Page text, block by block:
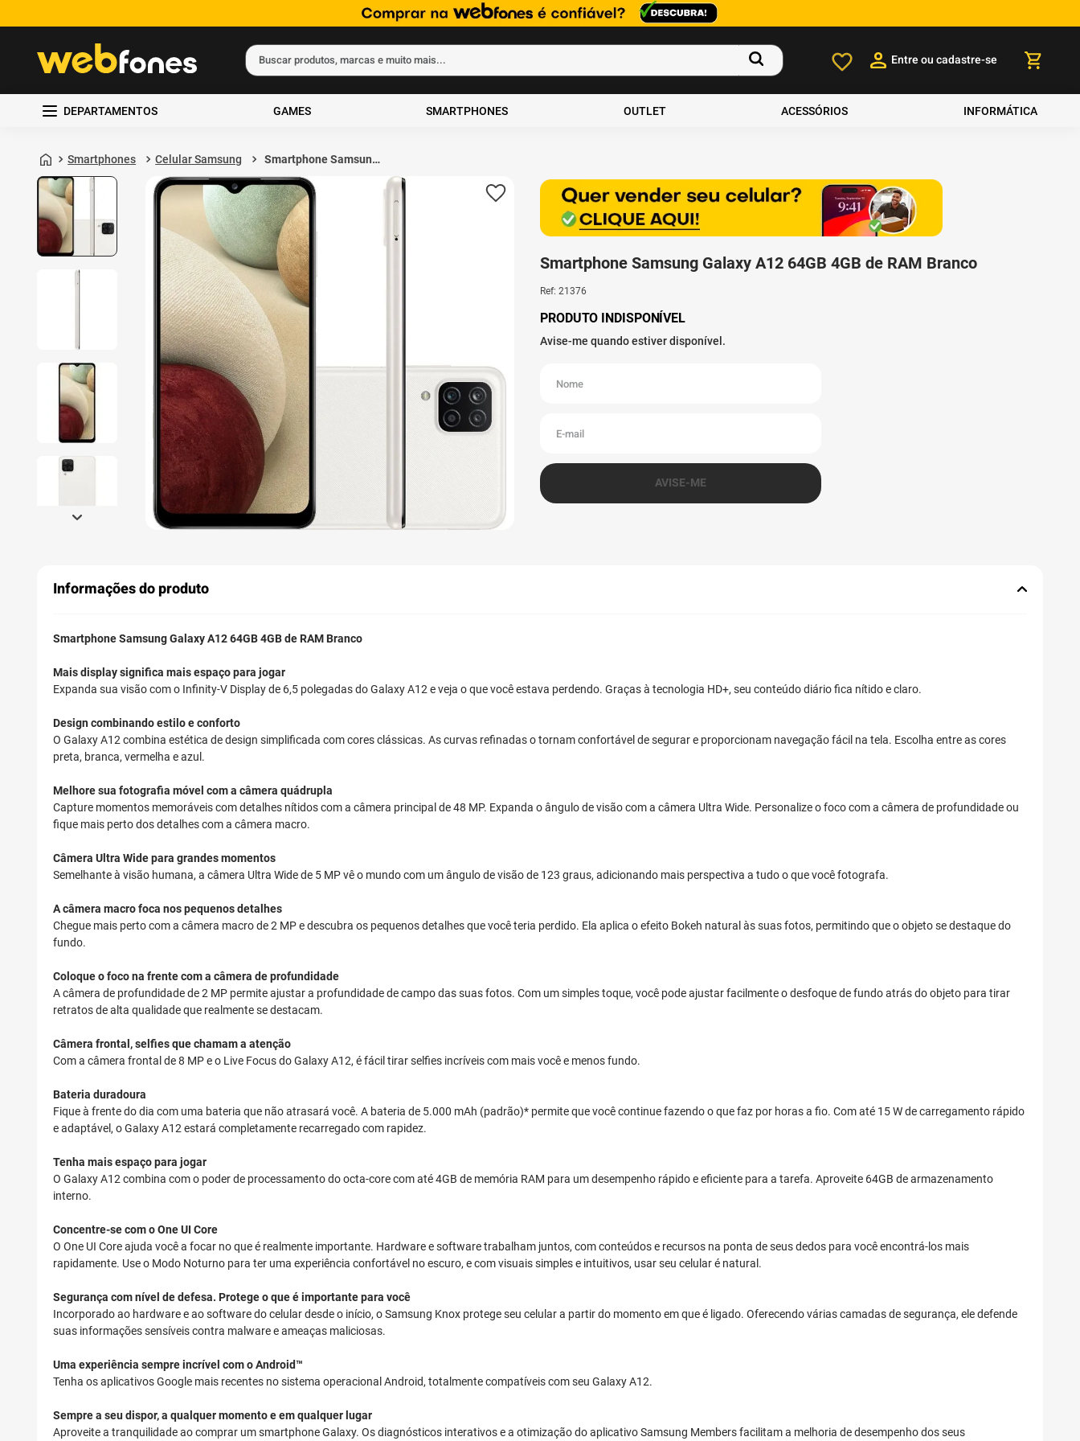
Buscar produtos, marcas e muito mais...
Entre ou cadastre-se
DEPARTAMENTOS GAMES SMARTPHONES OUTLET ACESSÓRIOS INFORMÁTICA
Smartphones Celular Samsung
Smartphone Samsung
de RAM Branco
Smartphone Samsung Galaxy A12 64GB 4GB de RAM Branco
Ref: 21376
Informações do produto
Smartphone Samsung Galaxy A12 64GB 4GB de RAM Branco
Mais display significa mais espaço para jogar
Expanda sua visão com o Infinity-V Display de 6,5 polegadas do Galaxy A12 e veja o que você estava perdendo. Graças à tecnologia HD+, seu conteúdo diário fica nítido e claro.
Design combinando estilo e conforto
O Galaxy A12 combina estética de design simplificada com cores clássicas. As curvas refinadas o tornam confortável de segurar e proporcionam navegação fácil na tela. Escolha entre as cores
preta, branca, vermelha e azul.
Melhore sua fotografia móvel com a câmera quádrupla
Capture momentos memoráveis com detalhes nítidos com a câmera principal de 48 MP. Expanda o ângulo de visão com a câmera Ultra Wide. Personalize o foco com a câmera de profundidade ou
fique mais perto dos detalhes com a câmera macro.
Câmera Ultra Wide para grandes momentos
Semelhante à visão humana, a câmera Ultra Wide de 5 MP vê o mundo com um ângulo de visão de 123 graus, adicionando mais perspectiva a tudo o que você fotografa.
A câmera macro foca nos pequenos detalhes
Chegue mais perto com a câmera macro de 2 MP e descubra os pequenos detalhes que você teria perdido. Ela aplica o efeito Bokeh natural às suas fotos, permitindo que o objeto se destaque do
fundo.
Coloque o foco na frente com a câmera de profundidade
A câmera de profundidade de 2 MP permite ajustar a profundidade de campo das suas fotos. Com um simples toque, você pode ajustar facilmente o desfoque de fundo atrás do objeto para tirar
retratos de alta qualidade que realmente se destacam.
Câmera frontal, selfies que chamam a atenção
Com a câmera frontal de 8 MP e o Live Focus do Galaxy A12, é fácil tirar selfies incríveis com mais você e menos fundo.
Bateria duradoura
Fique à frente do dia com uma bateria que não atrasará você. A bateria de 5.000 mAh (padrão)* permite que você continue fazendo o que faz por horas a fio. Com até 15 W de carregamento rápido
e adaptável, o Galaxy A12 estará completamente recarregado com rapidez.
Tenha mais espaço para jogar
O Galaxy A12 combina com o poder de processamento do octa-core com até 4GB de memória RAM para um desempenho rápido e eficiente para a tarefa. Aproveite 64GB de armazenamento
interno.
Concentre-se com o One UI Core
O One UI Core ajuda você a focar no que é realmente importante. Hardware e software trabalham juntos, com conteúdos e recursos na ponta de seus dedos para você encontrá-los mais
rapidamente. Use o Modo Noturno para ter uma experiência confortável no escuro, e com visuais simples e intuitivos, usar seu celular é natural.
Segurança com nível de defesa. Protege o que é importante para você
Incorporado ao hardware e ao software do celular desde o início, o Samsung Knox protege seu celular a partir do momento em que é ligado. Oferecendo várias camadas de segurança, ele defende
suas informações sensíveis contra malware e ameaças maliciosas.
Uma experiência sempre incrível com o Android™
Tenha os aplicativos Google mais recentes no sistema operacional Android, totalmente compatíveis com seu Galaxy A12.
Sempre a seu dispor, a qualquer momento e em qualquer lugar
Aproveite a tranquilidade ao comprar um smartphone Galaxy. Os diagnósticos interativos e a otimização do aplicativo Samsung Members facilitam a melhoria de desempenho dos seus
Termos mais buscados
2º
gift card
3º
smartphone
4º
ps4
5º notebook